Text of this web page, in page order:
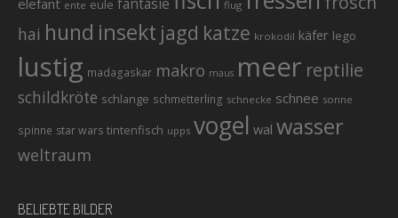
ente eule flug
hai hund insekt jagd katze krokodil käfer lego
lustig madagaskar makro maus meer reptilie
schildkröte schlange schmetterling schnecke schnee sonne
spinne star wars tintenfisch upps vogel wal wasser
weltraum
BELIEBTE BILDER